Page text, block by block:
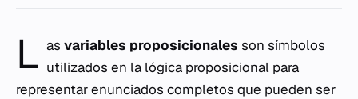
L as variables proposicionales son símbolos
utilizados en la lógica proposicional para
representar enunciados completos que pueden ser